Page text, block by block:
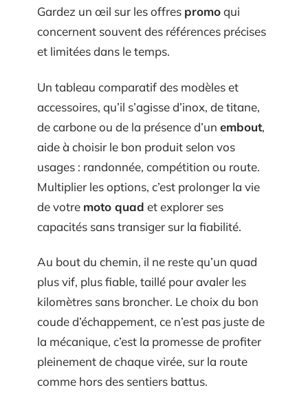
Gardez un œil sur les offres promoqui
concernent souvent des références précises
et limitées dans le temps.
Un tableau comparatif des modèles et
accessoires, qu’il s’agisse d’inox, de titane,
de carbone ou de la présence d’un embout,
aide à choisir le bon produit selon vos
usages : randonnée, compétition ou route.
Multiplier les options, c’est prolonger la vie
de votre moto quad et explorer ses
capacités sans transiger sur la fiabilité.
Au bout du chemin, il ne reste qu’un quad
plus vif, plus fiable, taillé pour avaler les
kilomètres sans broncher. Le choix du bon
coude d’échappement, ce n’est pas juste de
la mécanique, c’est la promesse de profiter
pleinement de chaque virée, sur la route
comme hors des sentiers battus.